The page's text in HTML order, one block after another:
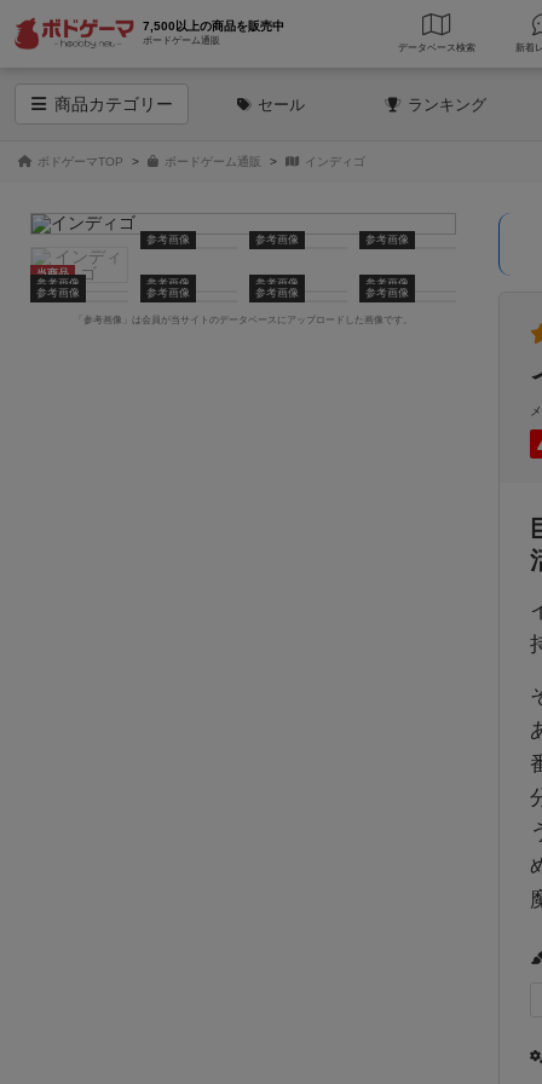
7,500以上の商品を販売中
ボードゲーム通販
データベース 検索
商品カテゴリー セール ランキング
ボドゲーマTOP ボードゲーム通販 インディゴ
当商品
参考画像 参考画像 参考画像
参考画像 参考画像 参考画像
参考画像
参考画像
参考画像 参考画像 参考画像
「参考画像」は会員が当サイトのデータベースにアップロードした画像です。